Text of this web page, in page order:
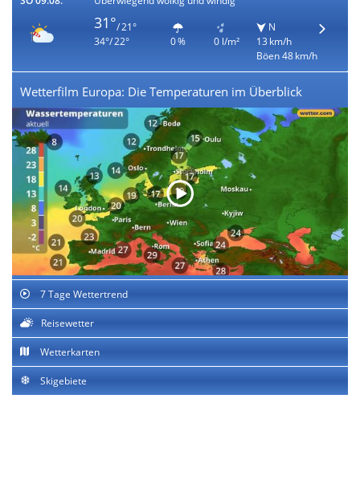
31°/ 21°
34°/ 22°
0 % 0 l/m²
N
13 km/h
Böen 48 km/h
Wetterfilm Europa: Die Temperaturen im Überblick
7 Tage Wettertrend
Reisewetter
Wetterkarten
Skigebiete